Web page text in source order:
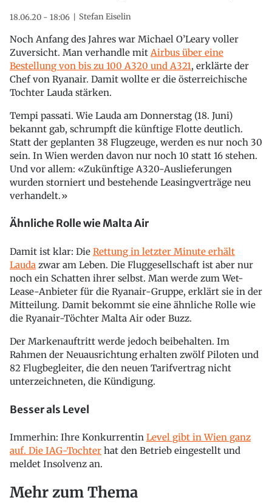
18.06.20 - 18:06 Stefan Eiselin
Noch Anfang des Jahres war Michael O’Leary voller
Zuversicht. Man verhandle mit Airbus über eine
Bestellung von bis zu 100 A320 und A321, erklärte der
Chef von Ryanair. Damit wollte er die österreichische
Tochter Lauda stärken.
Tempi passati. Wie Lauda am Donnerstag (18. Juni)
bekannt gab, schrumpft die künftige Flotte deutlich.
Statt der geplanten 38 Flugzeuge, werden es nur noch 30
sein. In Wien werden davon nur noch 10 statt 16 stehen.
Und vor allem: «Zukünftige A320-Auslieferungen
wurden storniert und bestehende Leasingverträge neu
verhandelt.»
Ähnliche Rolle wie Malta Air
Damit ist klar: Die Rettung in letzter Minute erhält
Lauda zwar am Leben. Die Fluggesellschaft ist aber nur
noch ein Schatten ihrer selbst. Man werde zum Wet-
Lease-Anbieter für die Ryanair-Gruppe, erklärt sie in der
Mitteilung. Damit bekommt sie eine ähnliche Rolle wie
die Ryanair-Töchter Malta Air oder Buzz.
Der Markenauftritt werde jedoch beibehalten. Im
Rahmen der Neuausrichtung erhalten zwölf Piloten und
82 Flugbegleiter, die den neuen Tarifvertrag nicht
unterzeichneten, die Kündigung.
Besser als Level
Immerhin: Ihre Konkurrentin Level gibt in Wien ganz
auf. Die IAG-Tochter hat den Betrieb eingestellt und
meldet Insolvenz an.
Mehr zum Thema